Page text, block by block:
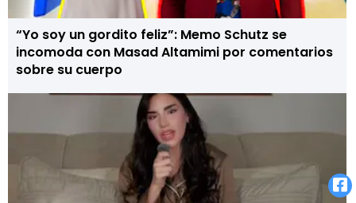
“Yo soy un gordito feliz”: Memo Schutz se
incomoda con Masad Altamimi por comentarios
sobre su cuerpo